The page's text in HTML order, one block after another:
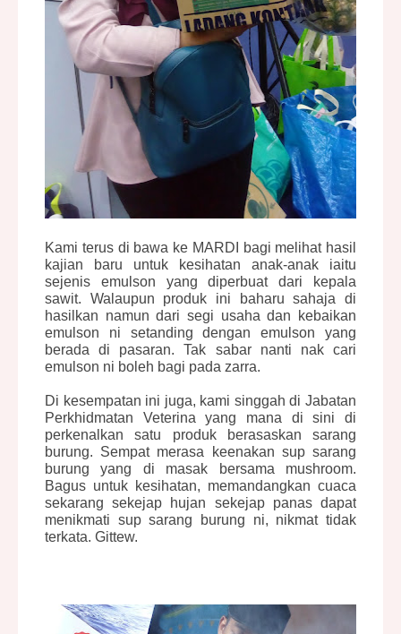
Kami terus di bawa ke MARDI
bagi melihat hasil
kajian baru untuk kesihatan anak-anak iaitu
sejenis emulson yang diperbuat dari kepala
sawit. Walaupun produk ini baharu sahaja di
hasilkan namun dari segi usaha dan kebaikan
emulson ni setanding dengan emulson yang
berada di pasaran. Tak sabar nanti nak cari
emulson ni boleh bagi pada zarra.
Di kesempatan ini juga, kami singgah di Jabatan
Perkhidmatan Veterina yang mana di sini di
perkenalkan satu produk berasaskan sarang
burung. Sempat merasa keenakan sup sarang
burung yang di masak bersama mushroom.
Bagus untuk kesihatan, memandangkan cuaca
sekarang sekejap hujan sekejap panas dapat
menikmati sup sarang burung ni, nikmat tidak
terkata. Gittew.